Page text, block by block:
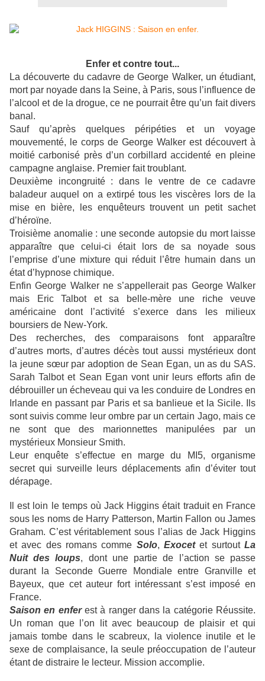
Enfer et contre tout...
La découverte du cadavre de George Walker, un étudiant,
mort par noyade dans la Seine, à Paris, sous l’influence de
l’alcool et de la drogue, ce ne pourrait être qu’un fait divers
banal.
Sauf qu’après quelques péripéties et un voyage
mouvementé, le corps de George Walker est découvert à
moitié carbonisé près d’un corbillard accidenté en pleine
campagne anglaise. Premier fait troublant.
Deuxième incongruité : dans le ventre de ce cadavre
baladeur auquel on a extirpé tous les viscères lors de la
mise en bière, les enquêteurs trouvent un petit sachet
d’héroïne.
Troisième anomalie : une seconde autopsie du mort laisse
apparaître que celui-ci était lors de sa noyade sous
l’emprise d’une mixture qui réduit l’être humain dans un
état d’hypnose chimique.
Enfin George Walker ne s’appellerait pas George Walker
mais Eric Talbot et sa belle-mère une riche veuve
américaine dont l’activité s’exerce dans les milieux
boursiers de New-York.
Des recherches, des comparaisons font apparaître
d’autres morts, d’autres décès tout aussi mystérieux dont
la jeune sœur par adoption de Sean Egan, un as du SAS.
Sarah Talbot et Sean Egan vont unir leurs efforts afin de
débrouiller un écheveau qui va les conduire de Londres en
Irlande en passant par Paris et sa banlieue et la Sicile. Ils
sont suivis comme leur ombre par un certain Jago, mais ce
ne sont que des marionnettes manipulées par un
mystérieux Monsieur Smith.
Leur enquête s’effectue en marge du MI5, organisme
secret qui surveille leurs déplacements afin d’éviter tout
dérapage.
Il est loin le temps où Jack Higgins était traduit en France
sous les noms de Harry Patterson, Martin Fallon ou James
Graham. C’est véritablement sous l’alias de Jack Higgins
et avec des romans comme Solo,Exocet et surtoutLa
Nuit des loups, dont une partie de l’action se passe
durant la Seconde Guerre Mondiale entre Granville et
Bayeux, que cet auteur fort intéressant s’est imposé en
France.
Saison en enferest à ranger dans la catégorie Réussite.
Un roman que l’on lit avec beaucoup de plaisir et qui
jamais tombe dans le scabreux, la violence inutile et le
sexe de complaisance, la seule préoccupation de l’auteur
étant de distraire le lecteur. Mission accomplie.